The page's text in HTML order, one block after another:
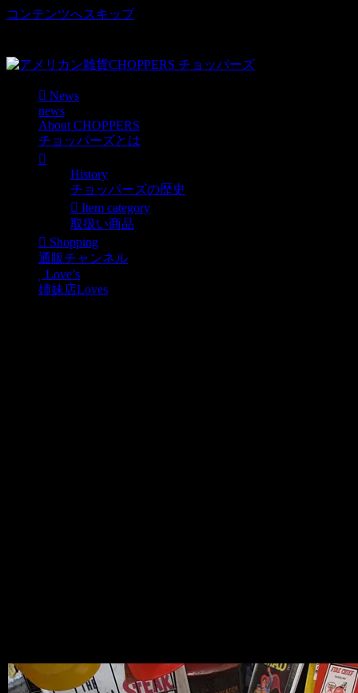
コンテンツへスキップ
News
news
About CHOPPERS
チョッパーズとは
History
チョッパーズの歴史
Item category
取扱い商品
Shopping
通販チャンネル
Love’s
姉妹店Loves